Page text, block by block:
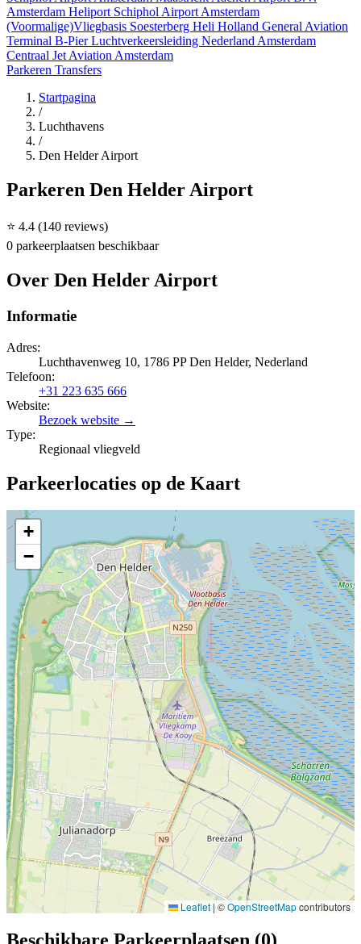
Amsterdam Heliport Schiphol Airport Amsterdam
(Voormalige)Vliegbasis Soesterberg Heli Holland General Aviation
Terminal B-PierLuchtverkeersleiding Nederland Amsterdam
Centraal Jet Aviation Amsterdam
Parkeren Transfers
Startpagina
/
Luchthavens
/
Den Helder Airport
Parkeren Den Helder Airport
⭐ 4.4 (140 reviews)
0 parkeerplaatsen beschikbaar
Over Den Helder Airport
Informatie
Adres:
Luchthavenweg 10, 1786 PP Den Helder, Nederland
Telefoon:
+31 223 635 666
Website:
Bezoek website →
Type:
Regionaal vliegveld
Parkeerlocaties op de Kaart
+
−
Leaflet | ©OpenStreetMapcontributors